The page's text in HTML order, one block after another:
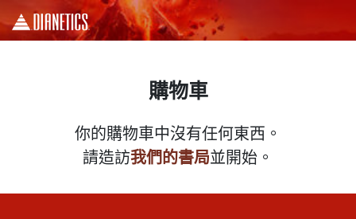
購物車
你的購物車中沒有任何東西。
請造訪我們的書局並開始。